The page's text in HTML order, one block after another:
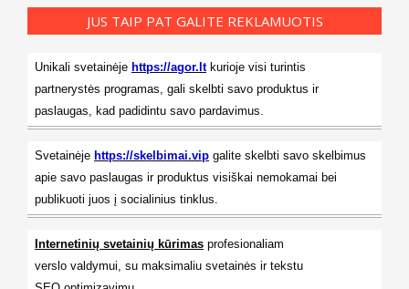
JUS TAIP PAT GALITE REKLAMUOTIS
Unikali svetainėje https://agor.ltkurioje visi turintis
partnerystės programas, gali skelbti savo produktus ir
paslaugas, kad padidintu savo pardavimus.
Svetainėje https://skelbimai.vip galite skelbti savo skelbimus
apie savo paslaugas ir produktus visiškai nemokamai bei
publikuoti juos į socialinius tinklus.
Internetinių svetainių kūrimas profesionaliam
verslo valdymui, su maksimaliu svetainės ir tekstu